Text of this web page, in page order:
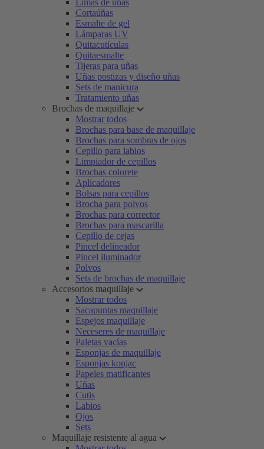
Limas de uñas
Cortaúñas
Esmalte de gel
Lámparas UV
Quitacutículas
Quitaesmalte
Tijeras para uñas
Uñas postizas y diseño uñas
Sets de manicura
Tratamiento uñas
Brochas de maquillaje
Mostrar todos
Brochas para base de maquillaje
Brochas para sombras de ojos
Cepillo para labios
Limpiador de cepillos
Brochas colorete
Aplicadores
Bolsas para cepillos
Brocha para polvos
Brochas para corrector
Brochas para mascarilla
Cepillo de cejas
Pincel delineador
Pincel iluminador
Polvos
Sets de brochas de maquillaje
Accesorios maquillaje
Mostrar todos
Sacapuntas maquillaje
Espejos maquillaje
Neceseres de maquillaje
Paletas vacías
Esponjas de maquillaje
Esponjas konjac
Papeles matificantes
Uñas
Cutis
Labios
Ojos
Sets
Maquillaje resistente al agua